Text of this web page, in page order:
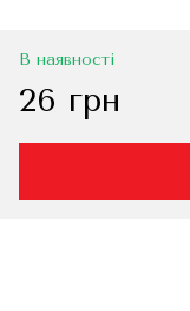
В наявності
26 грн